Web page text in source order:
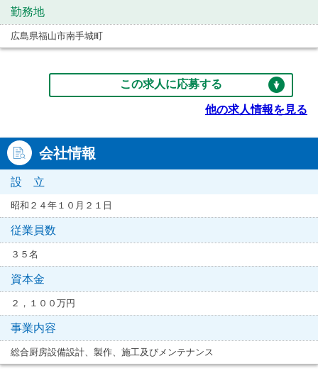
勤務地
広島県福山市南手城町
この求人に応募する
他の求人情報を見る
会社情報
設 立
昭和２４年１０月２１日
従業員数
３５名
資本金
２，１００万円
事業内容
総合厨房設備設計、製作、施工及びメンテナンス